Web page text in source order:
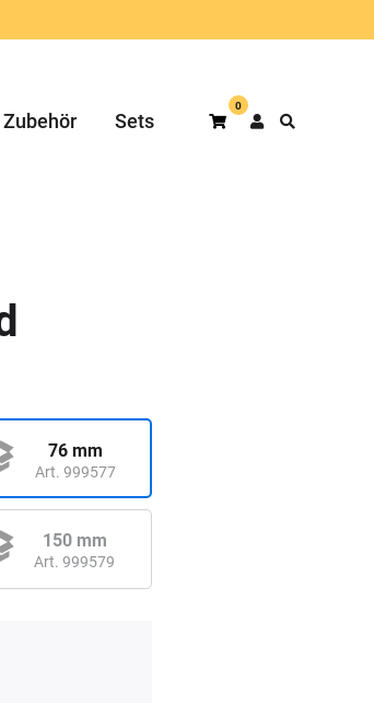
Zubehör Sets Warenkorb
0
76 mm
Art. 999577
150 mm
Art. 999579